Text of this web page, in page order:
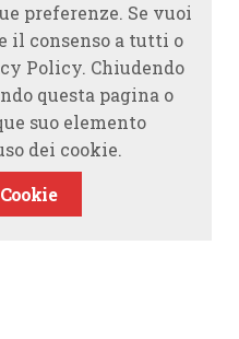
preferenze. Se vuoi
il consenso a tutti o
Policy. Chiudendo
questa pagina o
suo elemento
dei cookie.